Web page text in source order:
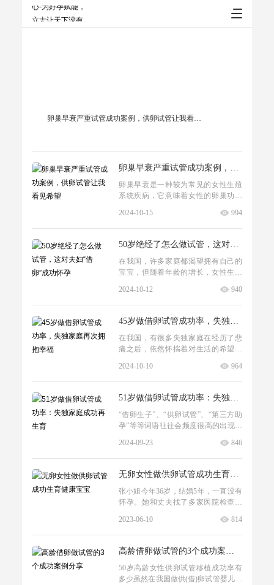
卵巢早衰严重试管成功案例，供卵试管让我看见希望
45岁做借卵试管成功率，失独家庭再次拥抱幸福
卵巢早衰是一种较为常见的女性生殖
系统疾病，它意味着女性的卵巢功能
降，从而影响生育能力。对于许多卵
巢早衰的患者来说，试管技术成为了
她
2024-10-15 994
50岁绝经了怎么做试管，这对夫妇“借卵”成功怀孕
在我国，许多家庭都渴望拥有自己的
宝宝，但随着年龄的增长，女性生育
大部分女性已经绝经，自然怀孕的可
能性几乎为零。然而，随着试管婴
2024-10-12 940
在我国，有很多失独家庭在经历了悲
痛之后，依然怀揣着对生活的希望，
子。在这其中，供卵技术为他们带来
了新的希望。广州传承生殖将分享一
2024-10-10 964
“借卵生子”、“供卵试管”、“第三方助
孕”等等词语往往会频度很高的出现在
高龄女性做供卵试管婴儿并不是秘
密，越来越多的成功案例进一
2024-09-23 846
无卵女性做供卵试管成功生育健康宝宝
张小姐今年36岁，结婚5年，一直没有
怀孕。她和丈夫找了多家医院检查，
落和无助，她曾经认为自己可以通过
自然怀孕，但现在情况变得非常严
峻。在经过多方了解和咨询后，张小
姐决定尝试供卵试管生育。她通过网
络咨询和电话咨询获取了更多关于供
卵试管生育的信息，并遇到了一个可
2023-06-10 814
50岁高龄女性供卵试管移植成功率有
多少虽然在我国做供(借)卵试管婴儿是